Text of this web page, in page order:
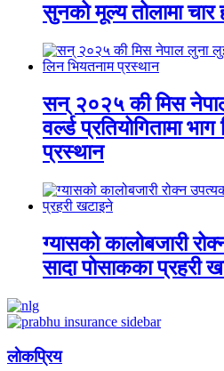
सुनको मूल्य तोलामा
सन् २०२५ की मिस
वर्ल्ड प्रतियोगितामा
प्रस्थान
ग्यासको कालोबजारी
सादा पोसाकका प्रहरी
लाेकप्रिय